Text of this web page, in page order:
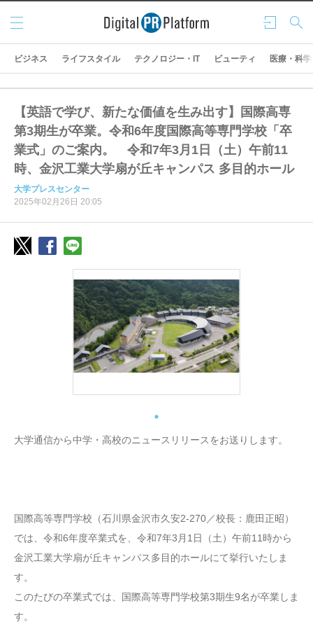
ログ
イン
検索
メニ
ュー
ビジネス ライフスタイル テクノロジー・IT ビューティ 医療・科学
【英語で学び、新たな価値を生み出す】国際高専
第3期生が卒業。令和6年度国際高等専門学校「卒
業式」のご案内。 令和7年3月1日（土）午前11
時、金沢工業大学扇が丘キャンパス 多目的ホール
大学プレスセンター
2025年02月26日 20:05
大学通信から中学・高校のニュースリリースをお送りします。
国際高等専門学校（石川県金沢市久安2-270／校長：鹿田正昭）
では、令和6年度卒業式を、令和7年3月1日（土）午前11時から
金沢工業大学扇が丘キャンパス多目的ホールにて挙行いたしま
す。
このたびの卒業式では、国際高等専門学校第3期生9名が卒業しま
す。